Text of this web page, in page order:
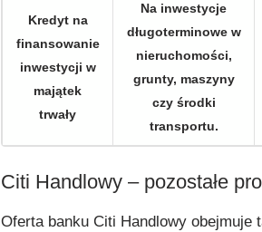
Kredyt na
finansowanie
inwestycji w
majątek
trwały
Na inwestycje
długoterminowe w
nieruchomości,
grunty, maszyny
czy środki
transportu.
Citi Handlowy – pozostałe
Oferta banku Citi Handlowy obejmuje